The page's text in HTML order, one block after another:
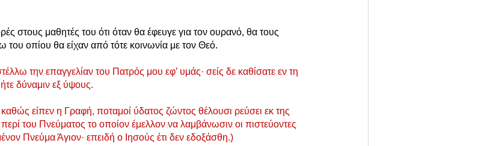
στους μαθητές του ότι όταν θα έφευγε για τον ουρανό, θα τους
του οπίου θα είχαν από τότε κοινωνία με τον Θεό.
την επαγγελίαν του Πατρός μου εφ’ υμάς· σείς δε καθίσατε εν τη
δύναμιν εξ ύψους.
καθώς είπεν η Γραφή, ποταμοί ύδατος ζώντος θέλουσι ρεύσει εκ της
του Πνεύματος το οποίον έμελλον να λαμβάνωσιν οι πιστεύοντες
Πνεύμα Άγιον· επειδή ο Ιησούς έτι δεν εδοξάσθη.)